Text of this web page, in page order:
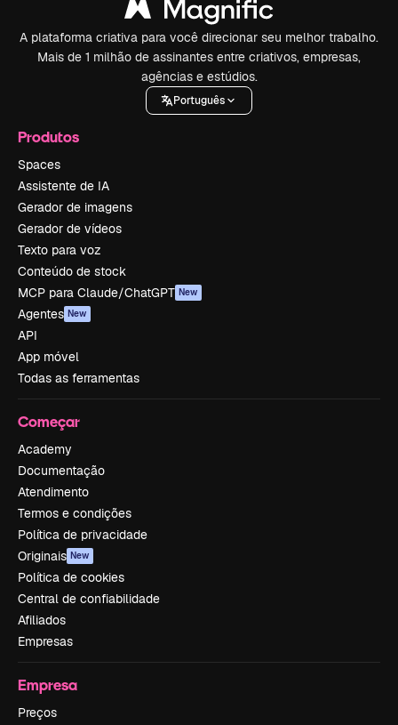
A plataforma criativa para você direcionar seu melhor trabalho.
Mais de 1 milhão de assinantes entre criativos, empresas,
agências e estúdios.
Português
Produtos
Spaces
Assistente de IA
Gerador de imagens
Gerador de vídeos
Texto para voz
Conteúdo de stock
MCP para Claude/ChatGPT New
Agentes New
API
App móvel
Todas as ferramentas
Começar
Academy
Documentação
Atendimento
Termos e condições
Política de privacidade
Originais New
Política de cookies
Central de confiabilidade
Afiliados
Empresas
Empresa
Preços